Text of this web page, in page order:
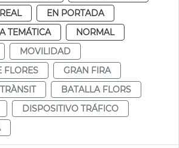
EN PORTADA
TEMÁTICA
NORMAL
MOVILIDAD
FLORES
GRAN FIRA
BATALLA FLORS
DISPOSITIVO TRÁFICO